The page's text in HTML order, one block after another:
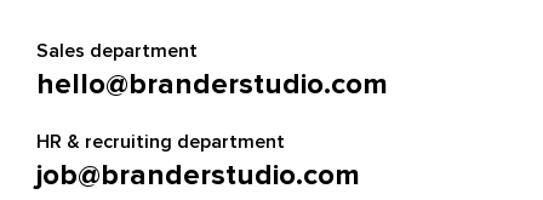
Sales department
hello@branderstudio.com
HR & recruiting department
job@branderstudio.com